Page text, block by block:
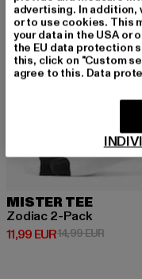
MISTER TEE
Zodiac 2-Pack
11,99 EUR
Derzeitiger Preis: 11,99
14,99 EUR
advertising. In
or to use cookies. This
your data in the USA or
the EU data protection
this, click on "Custom
agree to this. Data